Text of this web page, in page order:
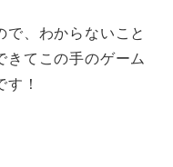
で、わからないこと
きてこの手のゲーム
！